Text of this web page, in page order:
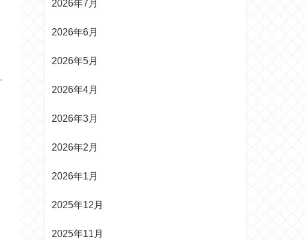
2026年7月
2026年6月
2026年5月
2026年4月
2026年3月
2026年2月
2026年1月
2025年12月
2025年11月